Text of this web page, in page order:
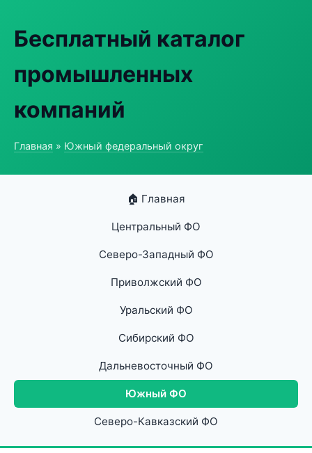
Бесплатный каталог
промышленных
компаний
Главная » Южный федеральный округ
🏠 Главная
Центральный ФО
Северо-Западный ФО
Приволжский ФО
Уральский ФО
Сибирский ФО
Дальневосточный ФО
Южный ФО
Северо-Кавказский ФО